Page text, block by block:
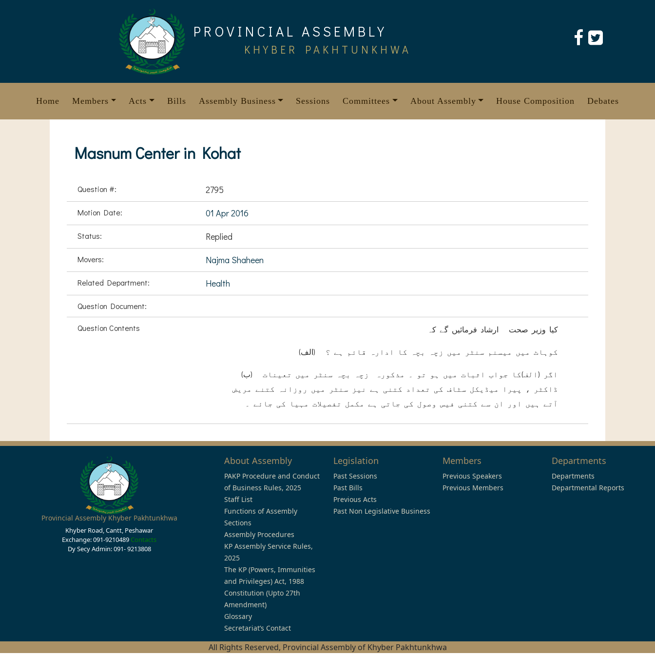
PROVINCIAL ASSEMBLY
KHYBER PAKHTUNKHWA
Home Members Acts Bills Assembly Business Sessions Committees About Assembly House Composition Debates
Masnum Center in Kohat
Question #: 2795
Motion Date: 01 Apr 2016
Status: Replied
Movers: Najma Shaheen
Related Department: Health
Question Document:
Question Contents کیا وزیر صحت ارشاد فرمائیں گے کہ
(الف) کوہاٹ میں میسنم سنٹر میں زچہ بچہ کا ادارہ قائم ہے ؟
(ب) اگر (الف)کا جواب اثبات میں ہو تو ۔ مذکورہ زچہ بچہ سنٹر میں تعینات
ڈاکٹر ، پیرا میڈیکل سٹاف کی تعداد کتنی ہے نیز سنٹر میں روزانہ کتنے مریض
آتے ہیں اور ان سے کتنی فیس وصول کی جاتی ہے مکمل تفصیلات مہیا کی جائے ۔
Provincial Assembly Khyber Pakhtunkhwa
Khyber Road, Cantt, Peshawar
Exchange: 091-9210489 Contacts
Dy Secy Admin: 091- 9213808
About Assembly
PAKP Procedure and Conduct
of Business Rules, 2025
Staff List
Functions of Assembly
Sections
Assembly Procedures
KP Assembly Service Rules,
2025
The KP (Powers, Immunities
and Privileges) Act, 1988
Constitution (Upto 27th
Amendment)
Glossary
Secretariat’s Contact
Legislation
Past Sessions
Past Bills
Previous Acts
Past Non Legislative Business
Members
Previous Speakers
Previous Members
Departments
Departments
Departmental Reports
All Rights Reserved, Provincial Assembly of Khyber Pakhtunkhwa